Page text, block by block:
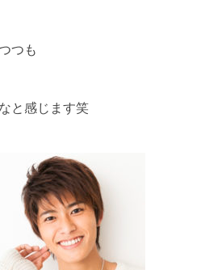
つも
と感じます笑